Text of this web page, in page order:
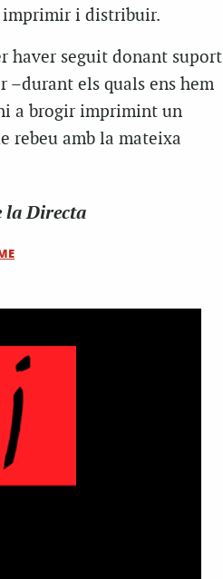
imprimir i distribuir.
haver seguit donant suport
–durant els quals ens hem
a brogir imprimint un
rebeu amb la mateixa
la Directa